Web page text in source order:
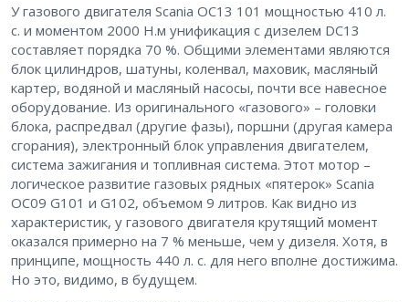
У газового двигателя Scania ОС13 101 мощностью 410 л.
с. и моментом 2000 Н.м унификация с дизелем DC13
составляет порядка 70 %. Общими элементами являются
блок цилиндров, шатуны, коленвал, маховик, масляный
картер, водяной и масляный насосы, почти все навесное
оборудование. Из оригинального «газового» – головки
блока, распредвал (другие фазы), поршни (другая камера
сгорания), электронный блок управления двигателем,
система зажигания и топливная система. Этот мотор –
логическое развитие газовых рядных «пятерок» Scania
ОС09 G101 и G102, объемом 9 литров. Как видно из
характеристик, у газового двигателя крутящий момент
оказался примерно на 7 % меньше, чем у дизеля. Хотя, в
принципе, мощность 440 л. с. для него вполне достижима.
Но это, видимо, в будущем.